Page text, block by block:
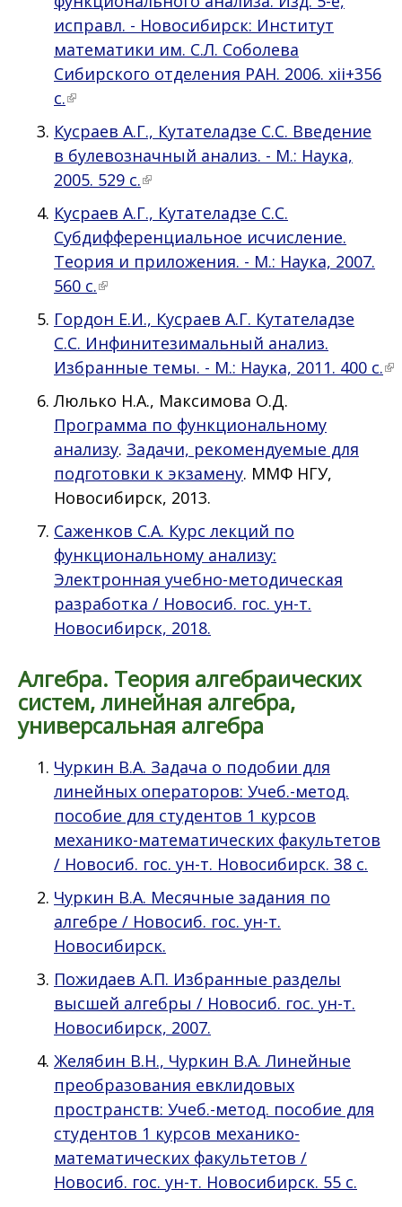
исправл. - Новосибирск: Институт
математики им. С.Л. Соболева
Сибирского отделения РАН. 2006. xii+356
с.
Кусраев А.Г., Кутателадзе С.С. Введение
в булевозначный анализ. - М.: Наука,
2005. 529 с.
Кусраев А.Г., Кутателадзе С.С.
Субдифференциальное исчисление.
Теория и приложения. - М.: Наука, 2007.
560 с.
Гордон Е.И., Кусраев А.Г. Кутателадзе
С.С. Инфинитезимальный анализ.
Избранные темы. - М.: Наука, 2011. 400 с.
Люлько Н.А., Максимова О.Д.
Программа по функциональному
анализу. Задачи, рекомендуемые для
подготовки к экзамену. ММФ НГУ,
Новосибирск, 2013.
Саженков С.А. Курс лекций по
функциональному анализу:
Электронная учебно-методическая
разработка / Новосиб. гос. ун-т.
Новосибирск, 2018.
Алгебра. Теория алгебраических
систем, линейная алгебра,
универсальная алгебра
Чуркин В.А. Задача о подобии для
линейных операторов: Учеб.-метод.
пособие для студентов 1 курсов
механико-математических факультетов
/ Новосиб. гос. ун-т. Новосибирск. 38 с.
Чуркин В.А. Месячные задания по
алгебре / Новосиб. гос. ун-т.
Новосибирск.
Пожидаев А.П. Избранные разделы
высшей алгебры / Новосиб. гос. ун-т.
Новосибирск, 2007.
Желябин В.Н., Чуркин В.А. Линейные
преобразования евклидовых
пространств: Учеб.-метод. пособие для
студентов 1 курсов механико-
математических факультетов /
Новосиб. гос. ун-т. Новосибирск. 55 с.